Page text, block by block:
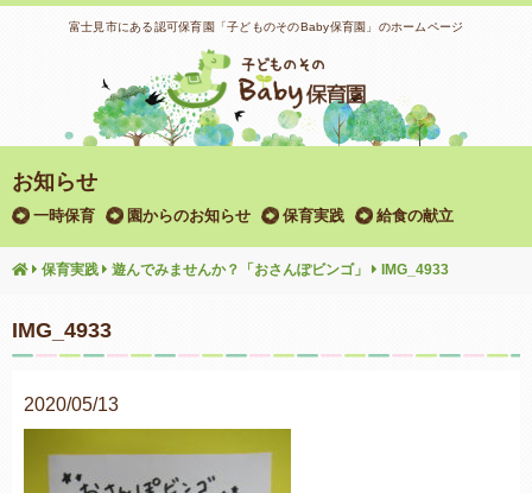
富士見市にある認可保育園「子どものそのBaby保育園」のホームページ
お知らせ
一時保育 園からのお知らせ 保育実践 給食の献立
保育実践 遊んでみませんか？「おさんぽビンゴ」 IMG_4933
IMG_4933
2020/05/13